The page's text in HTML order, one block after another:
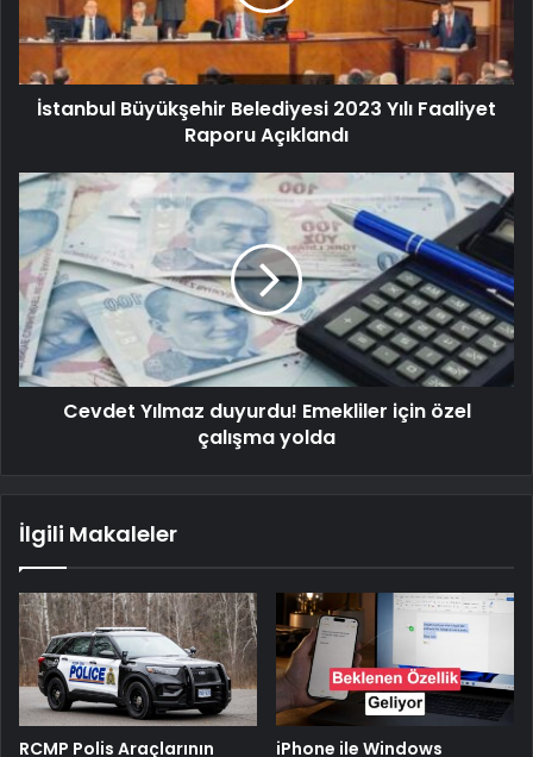
İstanbul Büyükşehir Belediyesi 2023 Yılı Faaliyet
Raporu Açıklandı
Cevdet Yılmaz duyurdu! Emekliler için özel
çalışma yolda
İlgili Makaleler
RCMP Polis Araçlarının iPhone ile Windows